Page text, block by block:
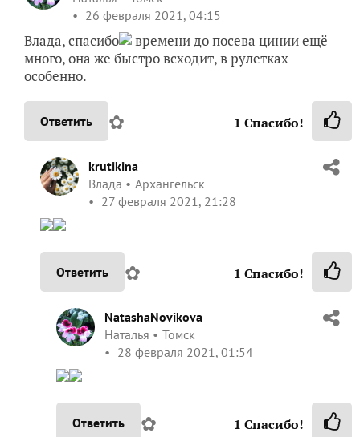
26 февраля 2021, 04:15
Влада, спасибо
времени до посева цинии ещё
много, она же быстро всходит, в рулетках
особенно.
Ответить ✿ 1 Спасибо!
krutikina
Влада
Архангельск
27 февраля 2021, 21:28
Ответить ✿ 1 Спасибо!
NatashaNovikova
Наталья
Томск
28 февраля 2021, 01:54
Ответить ✿ 1 Спасибо!